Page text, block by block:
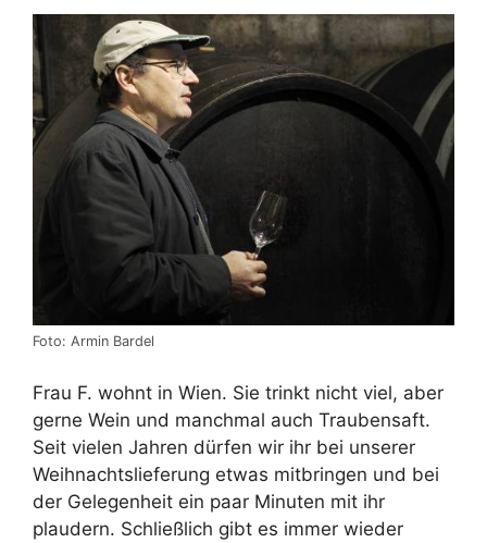
Foto: Armin Bardel
Frau F. wohnt in Wien. Sie trinkt nicht viel, aber
gerne Wein und manchmal auch Traubensaft.
Seit vielen Jahren dürfen wir ihr bei unserer
Weihnachtslieferung etwas mitbringen und bei
der Gelegenheit ein paar Minuten mit ihr
plaudern. Schließlich gibt es immer wieder